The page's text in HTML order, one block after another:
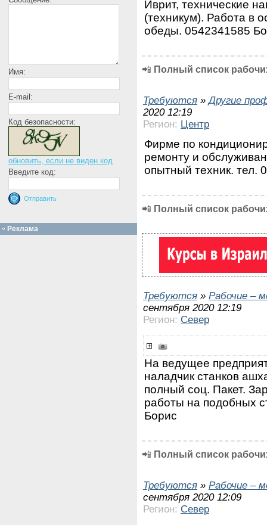
Иврит, технические
(техникум). Работа в
обеды. 0542341585
📲 Полный список
Требуются »Другие
2020 12:19
Регион: Центр
Фирме по
ремонту и
опытный техник. тел.
📲 Полный список
Требуются » Рабочие –
сентября 2020 12:19
Регион: Север
На ведущее
наладчик станков
полный соц. Пакет.
работы на подобных
Бориc
📲 Полный список
Требуются » Рабочие –
сентября 2020 12:09
Регион: Север
Имя:
E-mail:
Код безопасности:
обновить, если не виден код
Введите код:
Реклама